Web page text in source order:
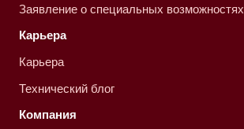
Заявление о специальных возможностях
Карьера
Карьера
Технический блог
Компания